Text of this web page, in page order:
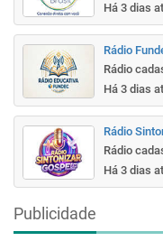
Há 3 dias
Rádio
Rádio
Há 3 dias
Rádio
Rádio
Há 3 dias
Publicidade